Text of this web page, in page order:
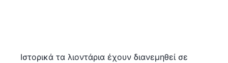
Ιστορικά τα λιοντάρια έχουν διανεμηθεί σε